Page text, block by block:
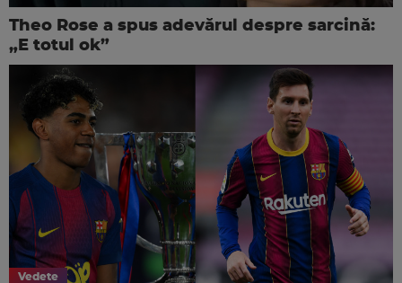
Theo Rose a spus adevărul despre sarcină:
„E totul ok”
Vedete